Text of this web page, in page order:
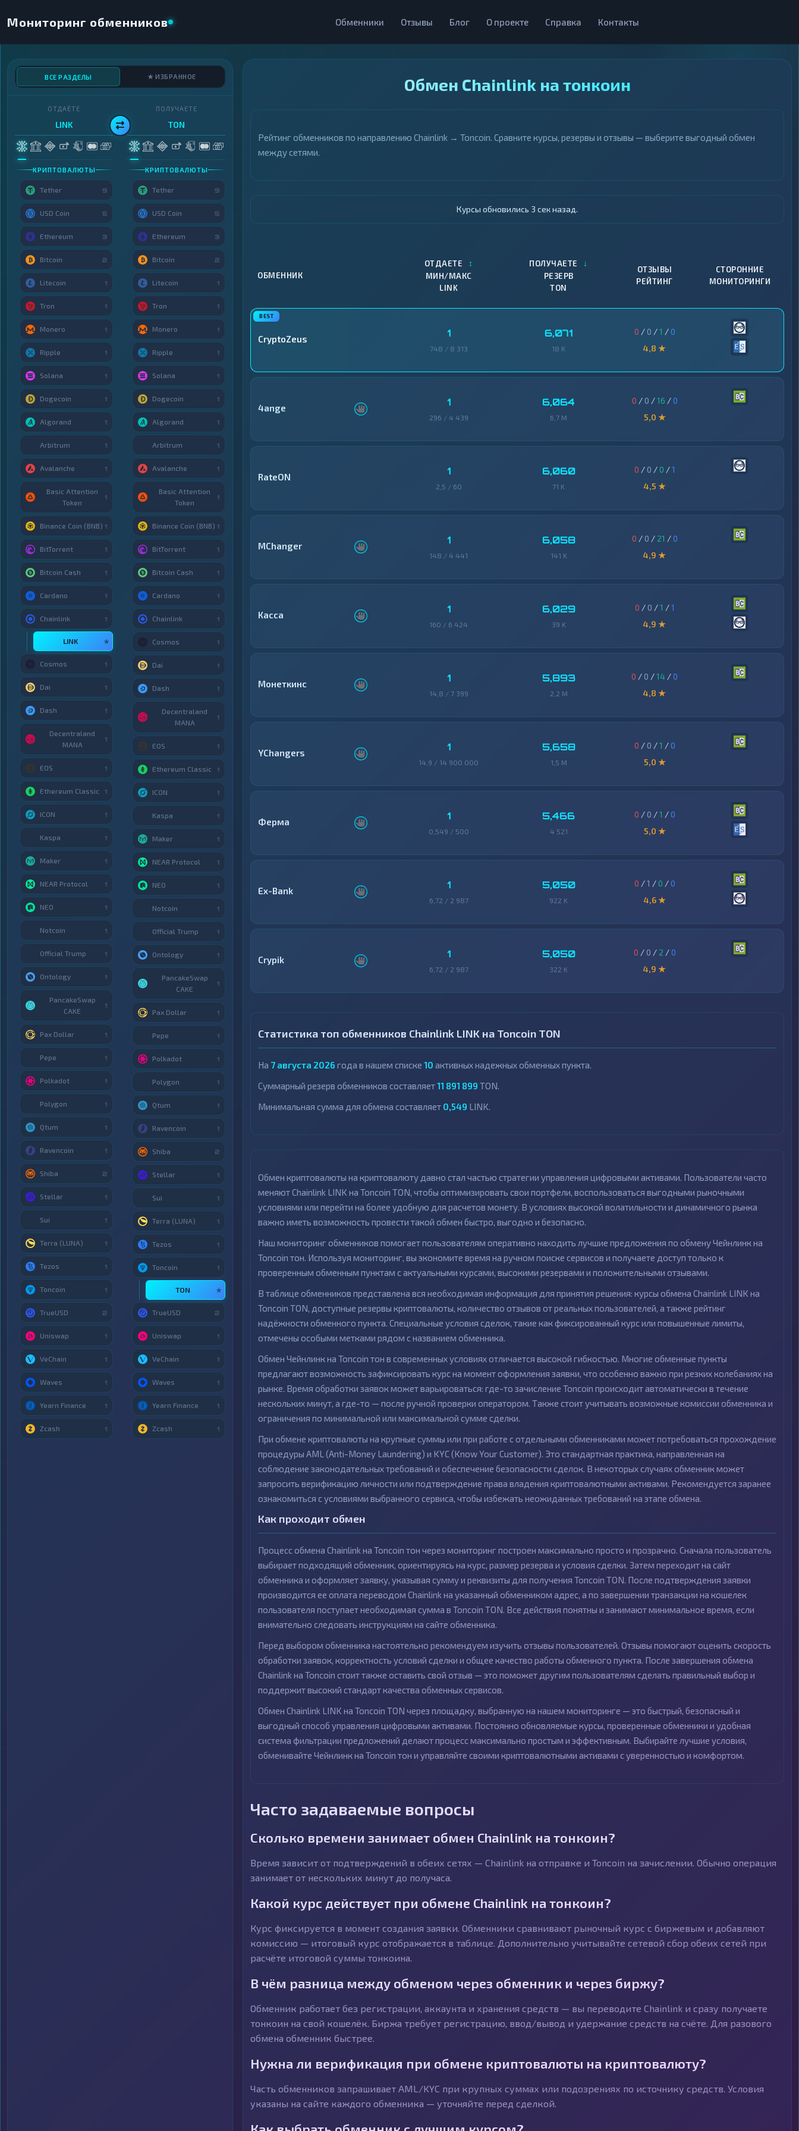
Мониторинг обменников Обменники Отзывы Блог О проекте Справка Контакты
Обмен Chainlink на тонкоин
Рейтинг обменников по направлению Chainlink → Toncoin. Сравните курсы, резервы и отзывы — выберите выгодный обмен
между сетями.
Курсы обновились 4 сек назад.
ОБМЕННИК
ОТДАЕТЕ ↕
МИН/МАКС
LINK
ПОЛУЧАЕТЕ ↓
РЕЗЕРВ
TON
ОТЗЫВЫ
РЕЙТИНГ
СТОРОННИЕ
МОНИТОРИНГИ
CryptoZeus 1
748 / 8 313
6,071
18 K
0 / 0 /1 /0
4,8 ★
4ange 1
296 / 4 439
6,064
6,7 M
0 / 0 /16 /0
5,0 ★
RateON 1
2,5 / 60
6,060
71 K
0 / 0 / 0 /1
4,5 ★
MChanger 1
148 / 4 441
6,058
141 K
0 / 0 / 21 /0
4,9 ★
Касса 1
160 / 6 424
6,029
39 K
0 / 0 /1 /1
4,9 ★
Монеткинс 1
14,8 / 7 399
5,893
2,2 M
0 / 0 /14 /0
4,8 ★
YChangers 1
14,9 / 14 900 000
5,658
1,5 M
0 / 0 /1 /0
5,0 ★
Ферма 1
0,549 / 500
5,466
4 521
0 / 0 /1 /0
5,0 ★
Ex-Bank 1
6,72 / 2 987
5,050
922 K
0 /1 / 0 /0
4,6 ★
Crypik 1
6,72 / 2 987
5,050
322 K
0 / 0 / 2 /0
4,9 ★
Статистика топ обменников Chainlink LINK на Toncoin TON
На 7 августа 2026 года в нашем списке 10 активных надежных обменных пункта.
Суммарный резерв обменников составляет11 891 899 TON.
Минимальная сумма для обмена составляет 0,549 LINK.
Обмен криптовалюты на криптовалюту давно стал частью стратегии управления цифровыми активами. Пользователи часто
меняют Chainlink LINK на Toncoin TON, чтобы оптимизировать свои портфели, воспользоваться выгодными рыночными
условиями или перейти на более удобную для расчетов монету. В условиях высокой волатильности и динамичного рынка
важно иметь возможность провести такой обмен быстро, выгодно и безопасно.
Наш мониторинг обменников помогает пользователям оперативно находить лучшие предложения по обмену Чейнлинк на
Toncoin тон. Используя мониторинг, вы экономите время на ручном поиске сервисов и получаете доступ только к
проверенным обменным пунктам с актуальными курсами, высокими резервами и положительными отзывами.
В таблице обменников представлена вся необходимая информация для принятия решения: курсы обмена Chainlink LINK на
Toncoin TON, доступные резервы криптовалюты, количество отзывов от реальных пользователей, а также рейтинг
надёжности обменного пункта. Специальные условия сделок, такие как фиксированный курс или повышенные лимиты,
отмечены особыми метками рядом с названием обменника.
Обмен Чейнлинк на Toncoin тон в современных условиях отличается высокой гибкостью. Многие обменные пункты
предлагают возможность зафиксировать курс на момент оформления заявки, что особенно важно при резких колебаниях на
рынке. Время обработки заявок может варьироваться: где-то зачисление Toncoin происходит автоматически в течение
нескольких минут, а где-то — после ручной проверки оператором. Также стоит учитывать возможные комиссии обменника и
ограничения по минимальной или максимальной сумме сделки.
При обмене криптовалюты на крупные суммы или при работе с отдельными обменниками может потребоваться прохождение
процедуры AML (Anti-Money Laundering) и KYC (Know Your Customer). Это стандартная практика, направленная на
соблюдение законодательных требований и обеспечение безопасности сделок. В некоторых случаях обменник может
запросить верификацию личности или подтверждение права владения криптовалютными активами. Рекомендуется заранее
ознакомиться с условиями выбранного сервиса, чтобы избежать неожиданных требований на этапе обмена.
Как проходит обмен
Процесс обмена Chainlink на Toncoin тон через мониторинг построен максимально просто и прозрачно. Сначала пользователь
выбирает подходящий обменник, ориентируясь на курс, размер резерва и условия сделки. Затем переходит на сайт
обменника и оформляет заявку, указывая сумму и реквизиты для получения Toncoin TON. После подтверждения заявки
производится ее оплата переводом Chainlink на указанный обменником адрес, а по завершении транзакции на кошелек
пользователя поступает необходимая сумма в Toncoin TON. Все действия понятны и занимают минимальное время, если
внимательно следовать инструкциям на сайте обменника.
Перед выбором обменника настоятельно рекомендуем изучить отзывы пользователей. Отзывы помогают оценить скорость
обработки заявок, корректность условий сделки и общее качество работы обменного пункта. После завершения обмена
Chainlink на Toncoin стоит также оставить свой отзыв — это поможет другим пользователям сделать правильный выбор и
поддержит высокий стандарт качества обменных сервисов.
Обмен Chainlink LINK на Toncoin TON через площадку, выбранную на нашем мониторинге — это быстрый, безопасный и
выгодный способ управления цифровыми активами. Постоянно обновляемые курсы, проверенные обменники и удобная
система фильтрации предложений делают процесс максимально простым и эффективным. Выбирайте лучшие условия,
обменивайте Чейнлинк на Toncoin тон и управляйте своими криптовалютными активами с уверенностью и комфортом.
Часто задаваемые вопросы
Сколько времени занимает обмен Chainlink на тонкоин?
Время зависит от подтверждений в обеих сетях — Chainlink на отправке и Toncoin на зачислении. Обычно операция
занимает от нескольких минут до получаса.
Какой курс действует при обмене Chainlink на тонкоин?
Курс фиксируется в момент создания заявки. Обменники сравнивают рыночный курс с биржевым и добавляют
комиссию — итоговый курс отображается в таблице. Дополнительно учитывайте сетевой сбор обеих сетей при
расчёте итоговой суммы тонкоина.
В чём разница между обменом через обменник и через биржу?
Обменник работает без регистрации, аккаунта и хранения средств — вы переводите Chainlink и сразу получаете
тонкоин на свой кошелёк. Биржа требует регистрацию, ввод/вывод и удержание средств на счёте. Для разового
обмена обменник быстрее.
Нужна ли верификация при обмене криптовалюты на криптовалюту?
Часть обменников запрашивает AML/KYC при крупных суммах или подозрениях по источнику средств. Условия
указаны на сайте каждого обменника — уточняйте перед сделкой.
ВСЕ РАЗДЕЛЫ ★ ИЗБРАННОЕ
ОТДАЁТЕ
LINK
КРИПТОВАЛЮТЫ
Tether 9
USD Coin 5
Ethereum 3
Bitcoin 2
Litecoin 1
Tron 1
Monero 1
Ripple 1
Solana 1
Dogecoin 1
Algorand 1
Arbitrum 1
Avalanche 1
Basic Attention
Token
1
Binance Coin (BNB) 1
BitTorrent 1
Bitcoin Cash 1
Cardano 1
Chainlink 1
LINK ★
Cosmos 1
Dai 1
Dash 1
Decentraland
MANA
1
EOS 1
Ethereum Classic 1
ICON 1
Kaspa 1
Maker 1
NEAR Protocol 1
NEO 1
Notcoin 1
Official Trump 1
Ontology 1
PancakeSwap
CAKE
1
Pax Dollar 1
Pepe 1
Polkadot 1
Polygon 1
Qtum 1
Ravencoin 1
Shiba 2
Stellar 1
Sui 1
Terra (LUNA) 1
Tezos 1
Toncoin 1
TrueUSD 2
Uniswap 1
VeChain 1
Waves 1
Yearn Finance 1
Zcash 1
ПОЛУЧАЕТЕ
TON
КРИПТОВАЛЮТЫ
Tether 9
USD Coin 5
Ethereum 3
Bitcoin 2
Litecoin 1
Tron 1
Monero 1
Ripple 1
Solana 1
Dogecoin 1
Algorand 1
Arbitrum 1
Avalanche 1
Basic Attention
Token
1
Binance Coin (BNB) 1
BitTorrent 1
Bitcoin Cash 1
Cardano 1
Chainlink 1
Cosmos 1
Dai 1
Dash 1
Decentraland
MANA
1
EOS 1
Ethereum Classic 1
ICON 1
Kaspa 1
Maker 1
NEAR Protocol 1
NEO 1
Notcoin 1
Official Trump 1
Ontology 1
PancakeSwap
CAKE
1
Pax Dollar 1
Pepe 1
Polkadot 1
Polygon 1
Qtum 1
Ravencoin 1
Shiba 2
Stellar 1
Sui 1
Terra (LUNA) 1
Tezos 1
Toncoin 1
TON ★
TrueUSD 2
Uniswap 1
VeChain 1
Waves 1
Yearn Finance 1
Zcash 1